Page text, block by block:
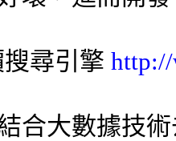
搜尋引擎
合大數據技